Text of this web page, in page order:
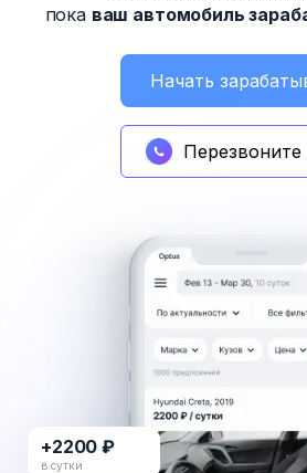
пока ваш автомобиль
Начать
+2200 ₽
в сутки